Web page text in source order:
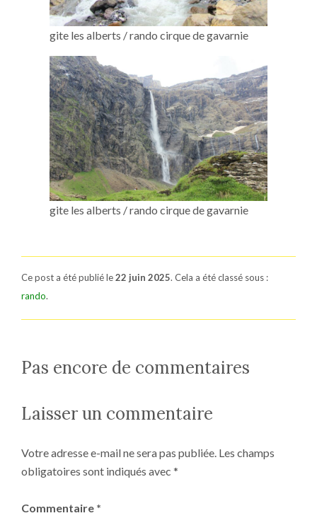
gite les alberts / rando cirque de gavarnie
gite les alberts / rando cirque de gavarnie
Ce post a été publié le22 juin 2025. Cela a été classé sous :
rando.
Pas encore de commentaires
Laisser un commentaire
Votre adresse e-mail ne sera pas publiée. Les champs
obligatoires sont indiqués avec *
Commentaire *